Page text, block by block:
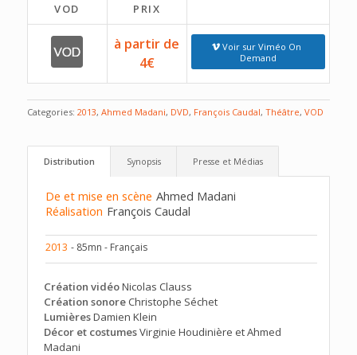
VOD PRIX
à partir de
4€
Voir sur Viméo On
Demand
Categories: 2013, Ahmed Madani, DVD, François Caudal, Théâtre, VOD
Distribution Synopsis Presse et Médias
De et mise en scène Ahmed Madani
Réalisation François Caudal
2013 - 85mn - Français
Création vidéoNicolas Clauss
Création sonore Christophe Séchet
LumièresDamien Klein
Décor et costumesVirginie Houdinière et Ahmed
Madani